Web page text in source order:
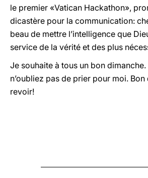
le premier «Vatican Hackathon»,
dicastère pour la communication:
beau de mettre l’intelligence que
service de la vérité et des plus
Je souhaite à tous un bon dimanche.
n’oubliez pas de prier pour moi.
revoir!